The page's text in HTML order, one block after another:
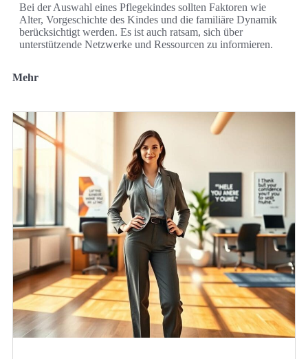
Bei der Auswahl eines Pflegekindes sollten Faktoren wie
Alter, Vorgeschichte des Kindes und die familiäre Dynamik
berücksichtigt werden. Es ist auch ratsam, sich über
unterstützende Netzwerke und Ressourcen zu informieren.
Mehr